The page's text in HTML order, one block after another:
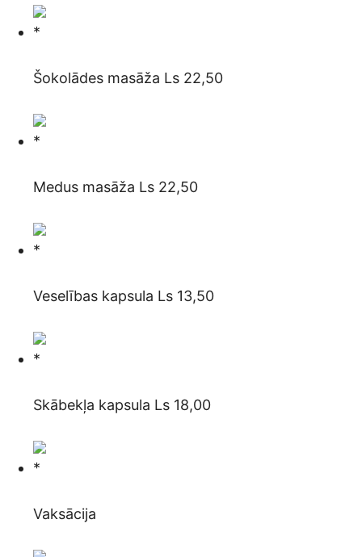
Šokolādes masāža Ls 22,50
Medus masāža Ls 22,50
Veselības kapsula Ls 13,50
Skābekļa kapsula Ls 18,00
Vaksācija